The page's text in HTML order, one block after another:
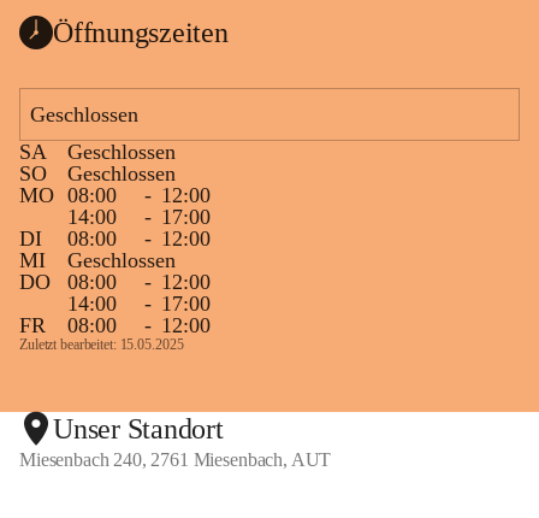
Öffnungszeiten
Geschlossen
SA
Geschlossen
SO
Geschlossen
MO 08:00 - 12:00
14:00
- 17:00
DI
08:00 - 12:00
MI
Geschlossen
DO
08:00 - 12:00
14:00
- 17:00
FR
08:00 - 12:00
Zuletzt bearbeitet: 15.05.2025
Unser Standort
Miesenbach 240, 2761 Miesenbach, AUT